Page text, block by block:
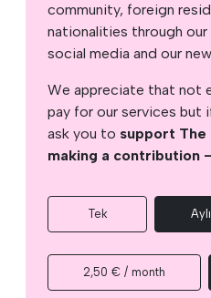
community, foreign
nationalities through
social media and our
We appreciate that not
pay for our services but
ask you to support The
making a contribution
Tek
2,50 € / month